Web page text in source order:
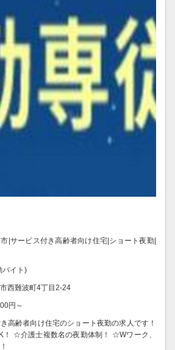
|サービス付き高齢者向け住宅|ショート夜勤|
バイト)
西難波町4丁目2-24
円～
高齢者向け住宅のショート夜勤の求人です！
！ ☆介護士複数名の夜勤体制！ ☆Wワーク、